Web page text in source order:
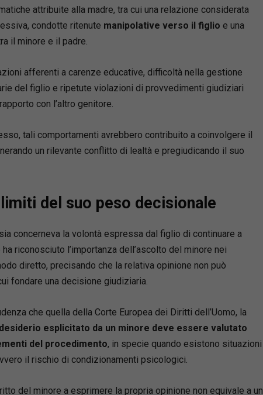
attribuite alla madre, tra cui una relazione considerata
condotte ritenute manipolative verso il figlio e una
il minore e il padre.
afferenti a carenze educative, difficoltà nella gestione
del figlio e ripetute violazioni di provvedimenti giudiziari
con l’altro genitore.
tali comportamenti avrebbero contribuito a coinvolgere il
un rilevante conflitto di lealtà e pregiudicando il suo
del suo peso decisionale
concerneva la volontà espressa dal figlio di continuare a
riconosciuto l’importanza dell’ascolto del minore nei
diretto, precisando che la relativa opinione non può
fondare una decisione giudiziaria.
che quella della Corte Europea dei Diritti dell’Uomo, la
esplicitato da un minore deve essere valutato
del procedimento, in specie quando esistono situazioni
il rischio di condizionamenti psicologici.
del minore a esprimere la propria opinione non equivale a un